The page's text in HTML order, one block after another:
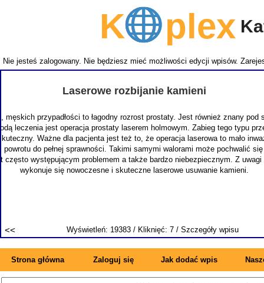
Kplex
Nie jesteś zalogowany. Nie będziesz mieć możliwości edycji wpisów.
takich
Strona główna Zaloguj się Jak dodać wpis